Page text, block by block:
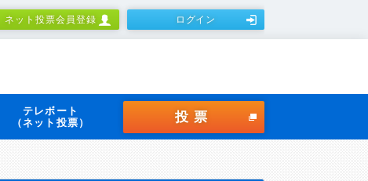
ネット投票会員登録 ログイン
テレボート
（ネット投票）
投票